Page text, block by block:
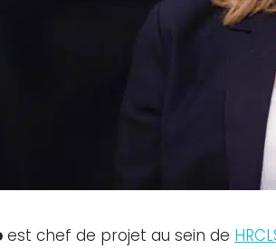
est chef de projet au sein de